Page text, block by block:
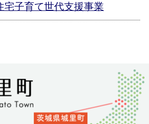
宅子育て世代支援事業